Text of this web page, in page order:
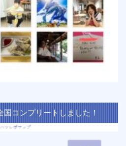
コンプリートしました！